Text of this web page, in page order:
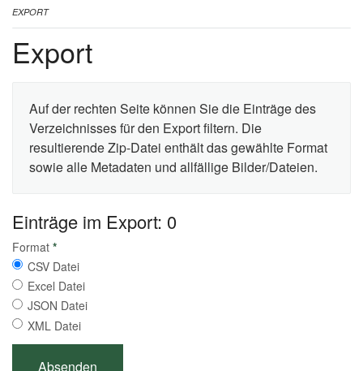
EXPORT
Export
Auf der rechten Seite können Sie die Einträge des
Verzeichnisses für den Export filtern. Die
resultierende Zip-Datei enthält das gewählte Format
sowie alle Metadaten und allfällige Bilder/Dateien.
Einträge im Export: 0
Format *
CSV Datei
Excel Datei
JSON Datei
XML Datei